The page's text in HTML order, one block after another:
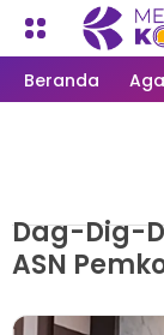
Beranda
MEDIAKONTRAS.ID
Dag-Dig-
ASN